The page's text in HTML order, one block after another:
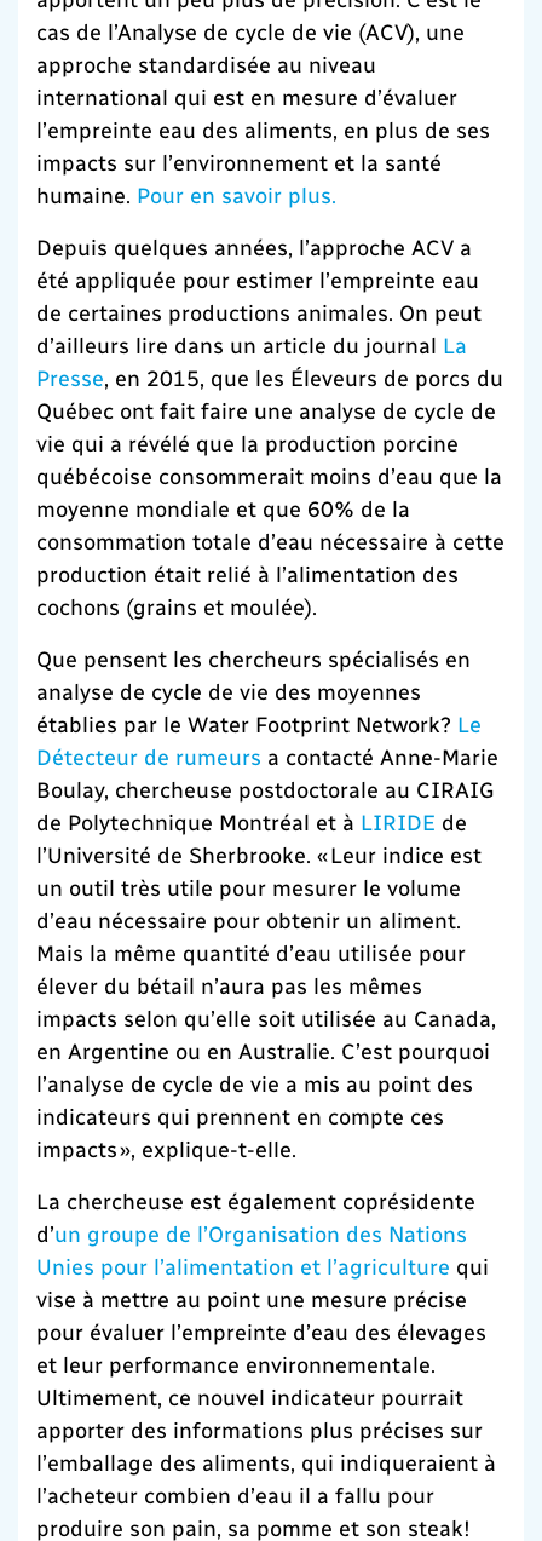
cas de l’Analyse de cycle de vie (ACV), une
approche standardisée au niveau
international qui est en mesure d’évaluer
l’empreinte eau des aliments, en plus de ses
impacts sur l’environnement et la santé
humaine. Pour en savoir plus.
Depuis quelques années, l’approche ACV a
été appliquée pour estimer l’empreinte eau
de certaines productions animales. On peut
d’ailleurs lire dans un article du journal La
Presse , en 2015, que les Éleveurs de porcs du
Québec ont fait faire une analyse de cycle de
vie qui a révélé que la production porcine
québécoise consommerait moins d’eau que la
moyenne mondiale et que 60% de la
consommation totale d’eau nécessaire à cette
production était relié à l’alimentation des
cochons (grains et moulée).
Que pensent les chercheurs spécialisés en
analyse de cycle de vie des moyennes
établies par le Water Footprint Network? Le
Détecteur de rumeurs a contacté Anne-Marie
Boulay, chercheuse postdoctorale au CIRAIG
de Polytechnique Montréal et à LIRIDE de
l’Université de Sherbrooke. « Leur indice est
un outil très utile pour mesurer le volume
d’eau nécessaire pour obtenir un aliment.
Mais la même quantité d’eau utilisée pour
élever du bétail n’aura pas les mêmes
impacts selon qu’elle soit utilisée au Canada,
en Argentine ou en Australie. C’est pourquoi
l’analyse de cycle de vie a mis au point des
indicateurs qui prennent en compte ces
impacts », explique-t-elle.
La chercheuse est également coprésidente
d’un groupe de l’Organisation des Nations
Unies pour l’alimentation et l’agriculture qui
vise à mettre au point une mesure précise
pour évaluer l’empreinte d’eau des élevages
et leur performance environnementale.
Ultimement, ce nouvel indicateur pourrait
apporter des informations plus précises sur
l’emballage des aliments, qui indiqueraient à
l’acheteur combien d’eau il a fallu pour
produire son pain, sa pomme et son steak!